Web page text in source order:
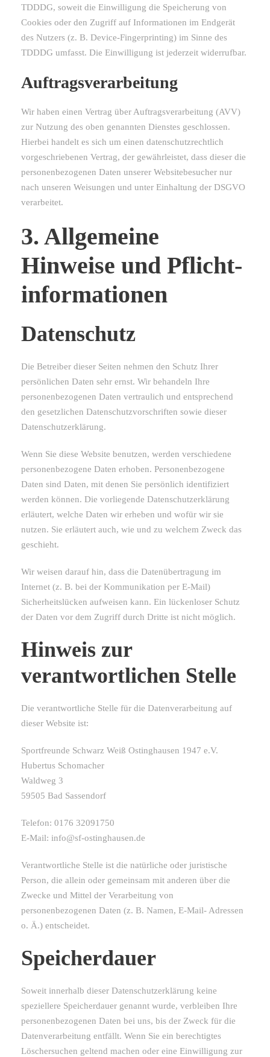
TDDDG, soweit die Einwilligung die Speicherung von
Cookies oder den Zugriff auf Informationen im Endgerät
des Nutzers (z. B. Device-Fingerprinting) im Sinne des
TDDDG umfasst. Die Einwilligung ist jederzeit widerrufbar.
Auftragsverarbeitung
Wir haben einen Vertrag über Auftragsverarbeitung (AVV)
zur Nutzung des oben genannten Dienstes geschlossen.
Hierbei handelt es sich um einen datenschutzrechtlich
vorgeschriebenen Vertrag, der gewährleistet, dass dieser die
personenbezogenen Daten unserer Websitebesucher nur
nach unseren Weisungen und unter Einhaltung der DSGVO
verarbeitet.
3. Allgemeine
Hinweise und Pflicht­
informationen
Datenschutz
Die Betreiber dieser Seiten nehmen den Schutz Ihrer
persönlichen Daten sehr ernst. Wir behandeln Ihre
personenbezogenen Daten vertraulich und entsprechend
den gesetzlichen Datenschutzvorschriften sowie dieser
Datenschutzerklärung.
Wenn Sie diese Website benutzen, werden verschiedene
personenbezogene Daten erhoben. Personenbezogene
Daten sind Daten, mit denen Sie persönlich identifiziert
werden können. Die vorliegende Datenschutzerklärung
erläutert, welche Daten wir erheben und wofür wir sie
nutzen. Sie erläutert auch, wie und zu welchem Zweck das
geschieht.
Wir weisen darauf hin, dass die Datenübertragung im
Internet (z. B. bei der Kommunikation per E-Mail)
Sicherheitslücken aufweisen kann. Ein lückenloser Schutz
der Daten vor dem Zugriff durch Dritte ist nicht möglich.
Hinweis zur
verantwortlichen Stelle
Die verantwortliche Stelle für die Datenverarbeitung auf
dieser Website ist:
Sportfreunde Schwarz Weiß Ostinghausen 1947 e.V.
Hubertus Schomacher
Waldweg 3
59505 Bad Sassendorf
Telefon: 0176 32091750
E-Mail: info@sf-ostinghausen.de
Verantwortliche Stelle ist die natürliche oder juristische
Person, die allein oder gemeinsam mit anderen über die
Zwecke und Mittel der Verarbeitung von
personenbezogenen Daten (z. B. Namen, E-Mail- Adressen
o. Ä.) entscheidet.
Speicherdauer
Soweit innerhalb dieser Datenschutzerklärung keine
speziellere Speicherdauer genannt wurde, verbleiben Ihre
personenbezogenen Daten bei uns, bis der Zweck für die
Datenverarbeitung entfällt. Wenn Sie ein berechtigtes
Löschersuchen geltend machen oder eine Einwilligung zur